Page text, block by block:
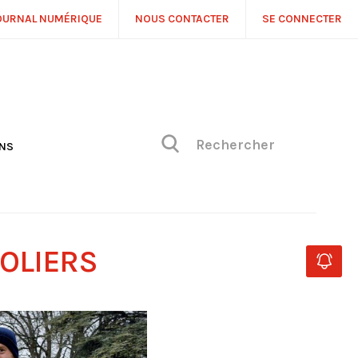
NUMÉRIQUE NOUS CONTACTER SE CONNECTER